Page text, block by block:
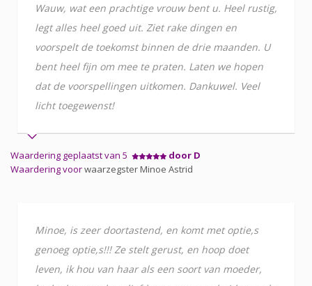
Wauw, wat een prachtige vrouw bent u. Heel rustig,
legt alles heel goed uit. Ziet rake dingen en
voorspelt de toekomst binnen de drie maanden. U
bent heel fijn om mee te praten. Laten we hopen
dat de voorspellingen uitkomen. Dankuwel. Veel
licht toegewenst!
Waardering geplaatst van 5
door D
Waardering voorwaarzegster Minoe Astrid
Minoe, is zeer doortastend, en komt met optie,s
genoeg optie,s!!! Ze stelt gerust, en hoop doet
leven, ik hou van haar als een soort van moeder,